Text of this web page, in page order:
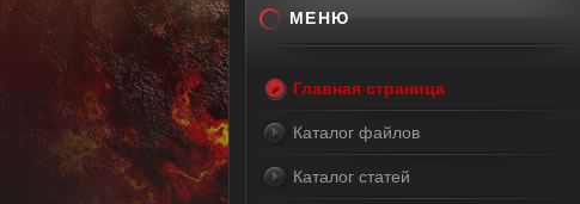
МЕНЮ
Главная страница
Каталог файлов
Каталог статей